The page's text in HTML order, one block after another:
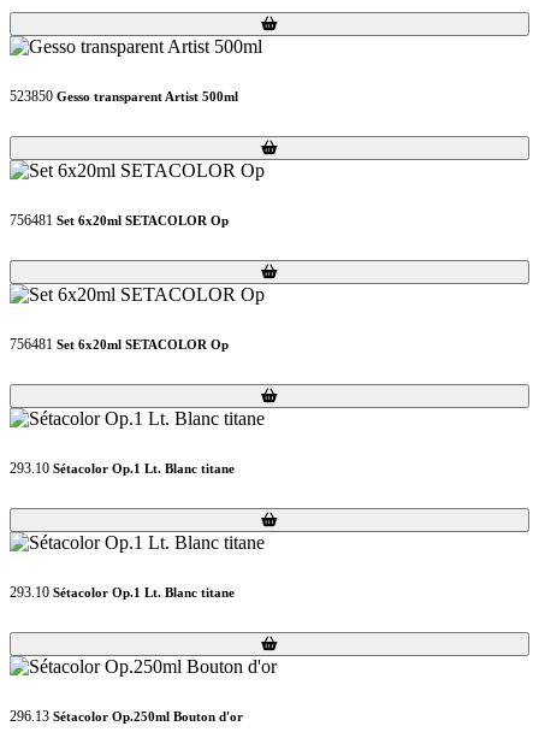
Loading...
Loading...
523850 Gesso transparent Artist 500ml
Loading...
Loading...
756481 Set 6x20ml SETACOLOR Op
Loading...
Loading...
756481 Set 6x20ml SETACOLOR Op
Loading...
Loading...
293.10 Sétacolor Op.1 Lt. Blanc titane
Loading...
Loading...
293.10 Sétacolor Op.1 Lt. Blanc titane
Loading...
Loading...
296.13 Sétacolor Op.250ml Bouton d'or